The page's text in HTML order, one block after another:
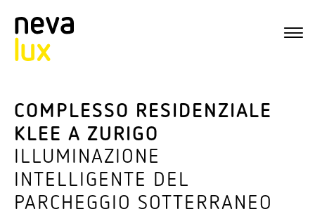
COMPLESSO RESIDENZIALE
KLEE A ZURIGO
ILLUMINAZIONE
INTELLIGENTE DEL
PARCHEGGIO SOTTERRANEO